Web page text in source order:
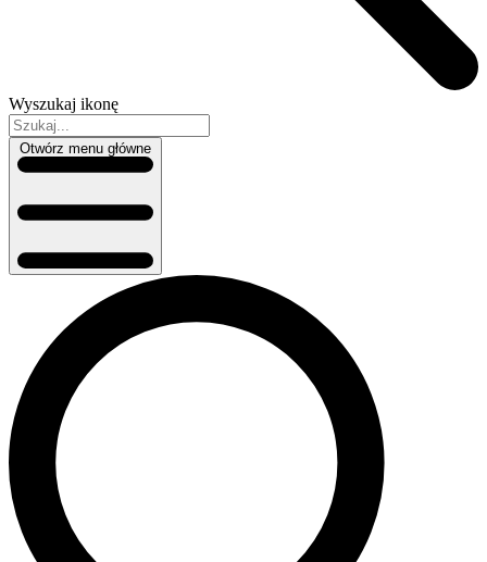
Wyszukaj ikonę
Otwórz menu główne